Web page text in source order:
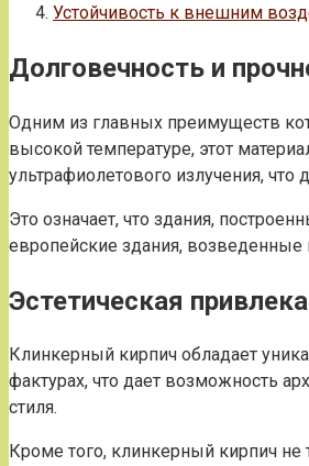
Устойчивость к внешним
Долговечность и
Одним из главных преимуществ
высокой температуре, этот
ультрафиолетового излучения,
Это означает, что здания,
европейские здания, возведенные
Эстетическая
Клинкерный кирпич обладает
фактурах, что дает возможность
стиля.
Кроме того, клинкерный кирпич не